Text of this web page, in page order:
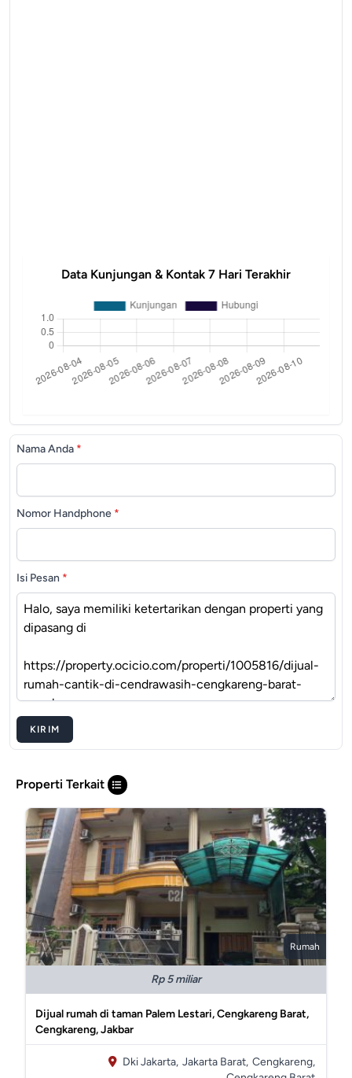
Data Kunjungan & Kontak 7 Hari Terakhir
Nama Anda *
Nomor Handphone *
Isi Pesan *
KIRIM
Properti Terkait
Rumah
Rp 5 miliar
Dijual rumah di taman Palem Lestari, Cengkareng Barat,
Cengkareng, Jakbar
Dki Jakarta, Jakarta Barat, Cengkareng,